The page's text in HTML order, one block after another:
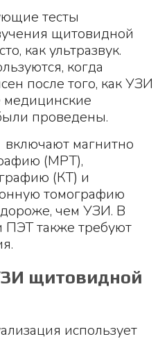
тесты
щитовидной
как ультразвук.
когда
после того, как УЗИ
медицинские
проведены.
магнитно
(МРТ),
(КТ) и
томографию
чем УЗИ. В
ПЭТ также требуют
щитовидной
использует